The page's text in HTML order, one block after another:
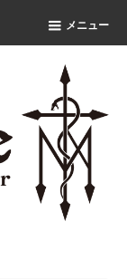
メニュー